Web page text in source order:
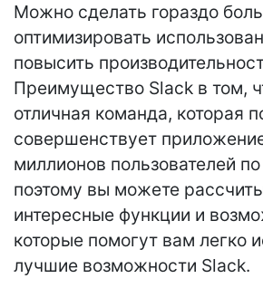
Можно сделать гораздо
оптимизировать
повысить
Преимущество Slack в том,
отличная команда, которая
совершенствует
миллионов пользователей
поэтому вы можете
интересные функции и
которые помогут вам легко
лучшие возможности Slack.